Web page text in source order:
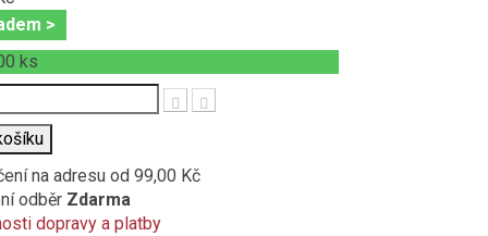
>
ks
na adresu od 99,00 Kč
odběr Zdarma
dopravy a platby